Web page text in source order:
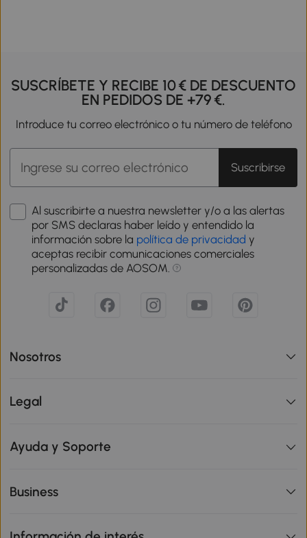
SUSCRÍBETE Y RECIBE 10 € DE DESCUENTO
EN PEDIDOS DE +79 €.
Introduce tu correo electrónico o tu número de teléfono
Suscribirse
Al suscribirte a nuestra newsletter y/o a las alertas
por SMS declaras haber leído y entendido la
información sobre la política de privacidad y
aceptas recibir comunicaciones comerciales
personalizadas de AOSOM.
Nosotros
Legal
Ayuda y Soporte
Business